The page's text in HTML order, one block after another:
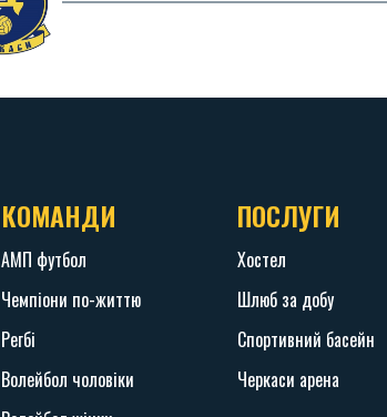
КОМАНДИ
АМП футбол
Чемпіони по-життю
Регбі
Волейбол чоловіки
ПОСЛУГИ
Хостел
Шлюб за добу
Спортивний басейн
Черкаси арена